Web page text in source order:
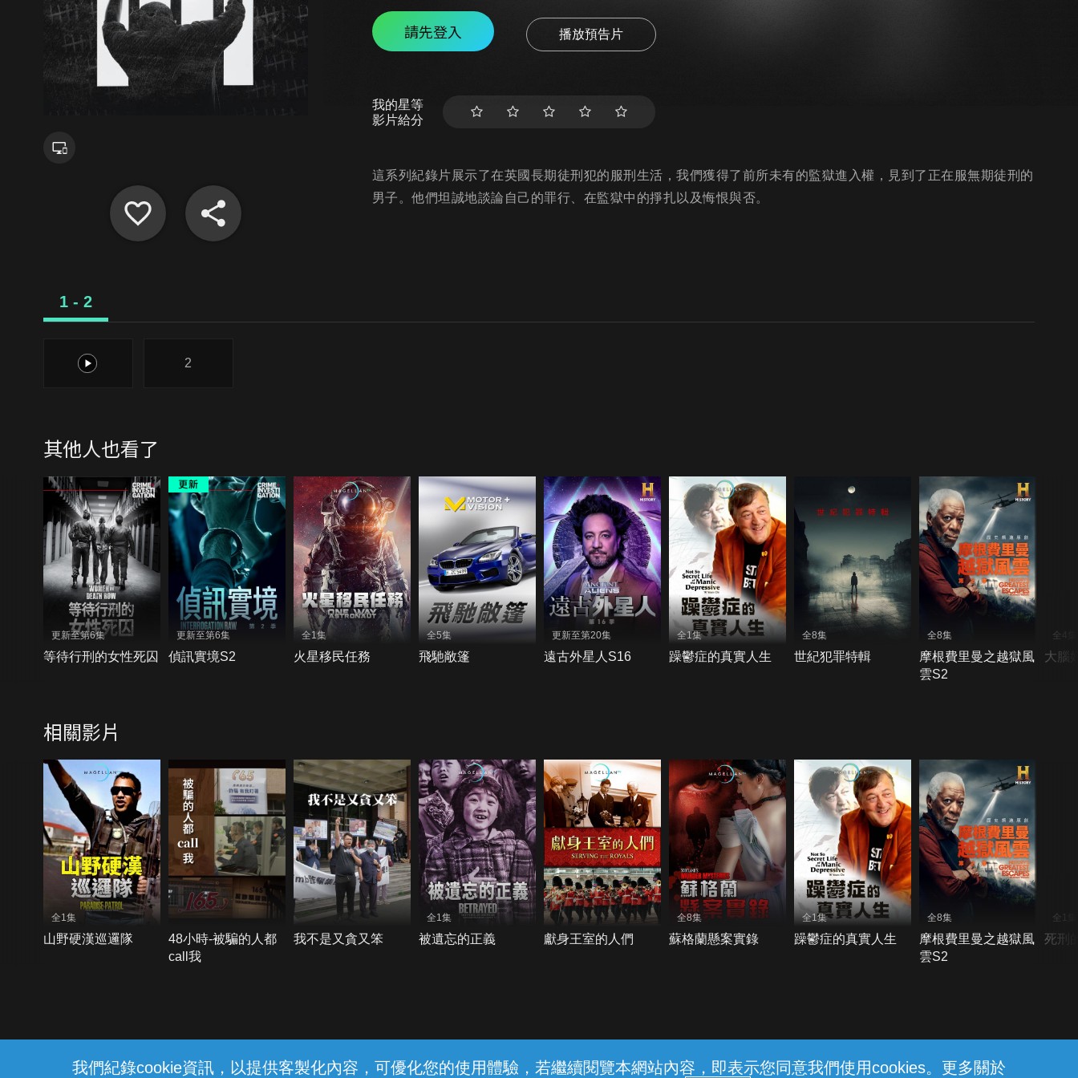
我們紀錄cookie資訊，以提供客製化內容，可優化您的使用體驗，若繼續閱覽本網站內容，即表示您同意我們使用cookies。更多關於
請先登入 播放預告片
我的星等
影片給分
這系列紀錄片展示了在英國長期徒刑犯的服刑生活，我們獲得了前所未有的監獄進入權，見到了正在服無期徒刑的
男子。他們坦誠地談論自己的罪行、在監獄中的掙扎以及悔恨與否。
1 - 2
1 2
其他人也看了
更新至第6集
等待行刑的女性死囚
更新至第6集
偵訊實境S2
全1集
火星移民任務
全5集
飛馳敞篷
更新至第20集
遠古外星人S16
全1集
躁鬱症的真實人生
全8集
世紀犯罪特輯
全8集
摩根費里曼之越獄風
雲S2
全4集
大腦
相關影片
全1集
山野硬漢巡邏隊
48小時-被騙的人都
call我
我不是又貪又笨
全1集
被遺忘的正義 獻身王室的人們
全8集
蘇格蘭懸案實錄
全1集
躁鬱症的真實人生
全8集
摩根費里曼之越獄風
雲S2
全1集
死刑
線上客服 服務條款 隱私權保護